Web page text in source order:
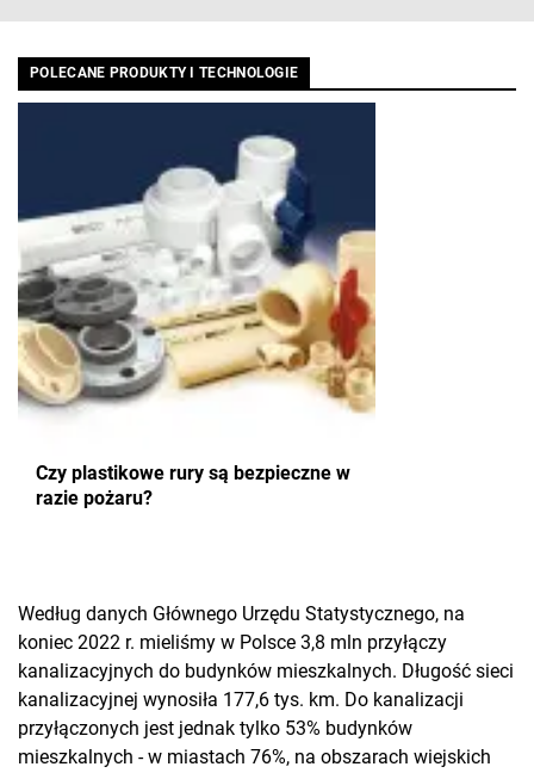
POLECANE PRODUKTY I TECHNOLOGIE
Czy plastikowe rury są bezpieczne w
razie pożaru?
Według danych Głównego Urzędu Statystycznego, na
koniec 2022 r. mieliśmy w Polsce 3,8 mln przyłączy
kanalizacyjnych do budynków mieszkalnych. Długość sieci
kanalizacyjnej wynosiła 177,6 tys. km. Do kanalizacji
przyłączonych jest jednak tylko 53% budynków
mieszkalnych - w miastach 76%, na obszarach wiejskich